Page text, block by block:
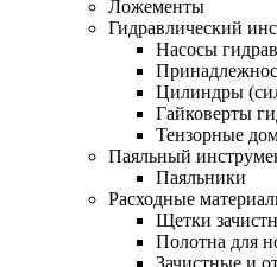
Ложементы
Гидравлический
Насосы
Цилиндры
Гайковерты
Тензорные
Паяльный
Паяльники
Расходные
Щетки
Полотна для